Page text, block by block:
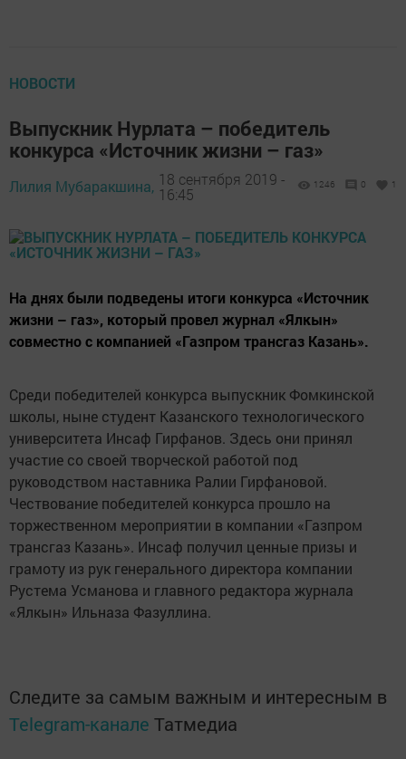
НОВОСТИ
Выпускник Нурлата – победитель
конкурса «Источник жизни – газ»
Лилия Мубаракшина, 18 сентября 2019 -
16:45
1246 0 1
На днях были подведены итоги конкурса «Источник
жизни – газ», который провел журнал «Ялкын»
совместно с компанией «Газпром трансгаз Казань».
Среди победителей конкурса выпускник Фомкинской
школы, ныне студент Казанского технологического
университета Инсаф Гирфанов. Здесь они принял
участие со своей творческой работой под
руководством наставника Ралии Гирфановой.
Чествование победителей конкурса прошло на
торжественном мероприятии в компании «Газпром
трансгаз Казань». Инсаф получил ценные призы и
грамоту из рук генерального директора компании
Рустема Усманова и главного редактора журнала
«Ялкын» Ильназа Фазуллина.
Следите за самым важным и интересным в
Telegram-канале Татмедиа